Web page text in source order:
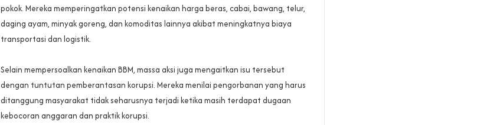
pokok. Mereka memperingatkan potensi kenaikan harga beras, cabai, bawang, telur,
daging ayam, minyak goreng, dan komoditas lainnya akibat meningkatnya biaya
transportasi dan logistik.
‎Selain mempersoalkan kenaikan BBM, massa aksi juga mengaitkan isu tersebut
dengan tuntutan pemberantasan korupsi. Mereka menilai pengorbanan yang harus
ditanggung masyarakat tidak seharusnya terjadi ketika masih terdapat dugaan
kebocoran anggaran dan praktik korupsi.